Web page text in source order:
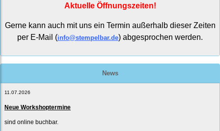
Aktuelle Öffnungszeiten!
Gerne kann auch mit uns ein Termin außerhalb dieser Zeiten
per E-Mail (info@stempelbar.de) abgesprochen werden.
News
11.07.2026
Neue Workshoptermine
sind online buchbar.